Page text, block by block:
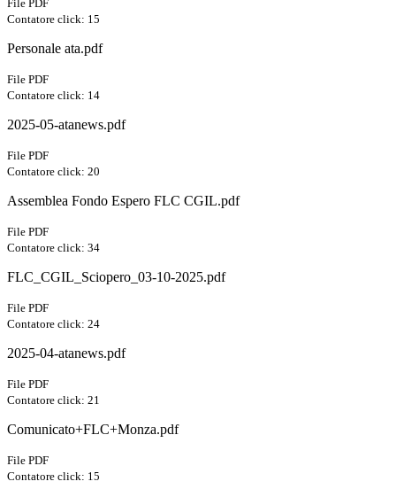
File PDF
Contatore click: 15
Personale ata.pdf
File PDF
Contatore click: 14
2025-05-atanews.pdf
File PDF
Contatore click: 20
Assemblea Fondo Espero FLC CGIL.pdf
File PDF
Contatore click: 34
FLC_CGIL_Sciopero_03-10-2025.pdf
File PDF
Contatore click: 24
2025-04-atanews.pdf
File PDF
Contatore click: 21
Comunicato+FLC+Monza.pdf
File PDF
Contatore click: 15